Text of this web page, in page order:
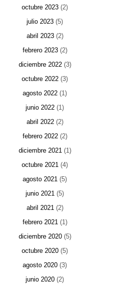
octubre 2023 (2)
julio 2023 (5)
abril 2023(2)
febrero 2023(2)
diciembre 2022(3)
octubre 2022 (3)
agosto 2022 (1)
junio 2022 (1)
abril 2022(2)
febrero 2022(2)
diciembre 2021(1)
octubre 2021 (4)
agosto 2021 (5)
junio 2021 (5)
abril 2021(2)
febrero 2021(1)
diciembre 2020(5)
octubre 2020 (5)
agosto 2020 (3)
junio 2020 (2)